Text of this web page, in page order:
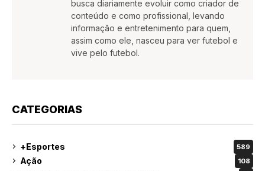
busca diariamente evoluir como criador de
conteúdo e como profissional, levando
informação e entretenimento para quem,
assim como ele, nasceu para ver futebol e
vive pelo futebol.
CATEGORIAS
+Esportes 589
Ação 108